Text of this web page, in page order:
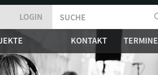
LOGIN
SUCHFORMULAR
SUCHE
KONTAKT TERMINE